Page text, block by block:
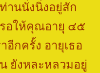
านนั่งนิ่งอยู่สัก
อให้คุณอายุ ๔๕
อีกครั้ง อายุเธอ
ยังหละหลวมอยู่